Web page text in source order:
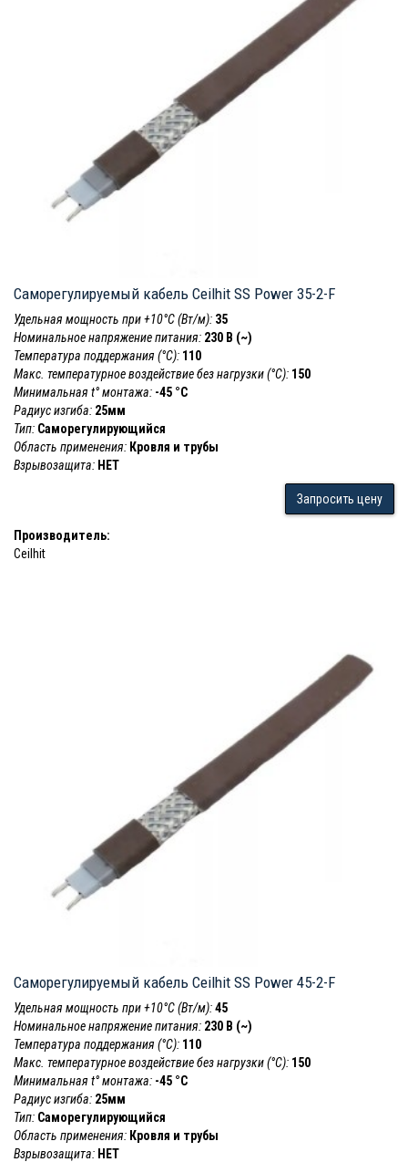
Саморегулируемый кабель Ceilhit SS Power 35-2-F
Удельная мощность при +10°С (Вт/м): 35
Номинальное напряжение питания: 230 В (~)
Температура поддержания (°С): 110
Макс. температурное воздействие без нагрузки (°С): 150
Минимальная t° монтажа: -45 °С
Радиус изгиба: 25мм
Тип: Саморегулирующийся
Область применения: Кровля и трубы
Взрывозащита: НЕТ
Запросить цену
Производитель:
Ceilhit
Саморегулируемый кабель Ceilhit SS Power 45-2-F
Удельная мощность при +10°С (Вт/м):45
Номинальное напряжение питания: 230 В (~)
Температура поддержания (°С): 110
Макс. температурное воздействие без нагрузки (°С): 150
Минимальная t° монтажа: -45 °С
Радиус изгиба: 25мм
Тип: Саморегулирующийся
Область применения: Кровля и трубы
Взрывозащита: НЕТ